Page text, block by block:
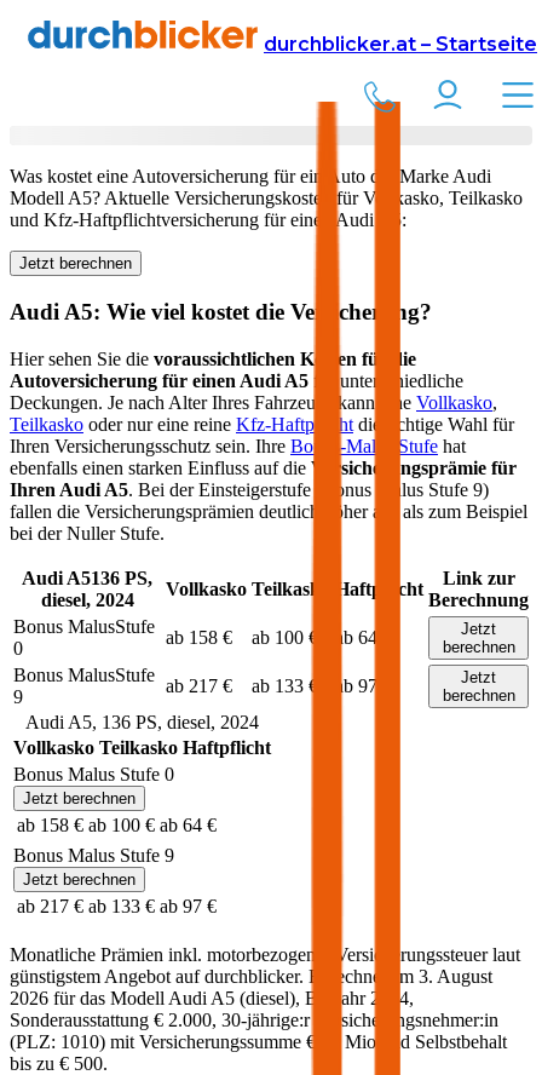
durchblicker.at – Startseite
Versicherung Autoversicherung Audi
Audi A5in Österreich
Was kostet eine Autoversicherung für ein Auto der MarkeAudi
ModellA5? Aktuelle Versicherungskosten für Vollkasko, Teilkasko
und Kfz-Haftpflichtversicherung für einen Audi A5:
Jetzt berechnen
Audi A5: Wie viel kostet die Versicherung?
Hier sehen Sie die voraussichtlichen Kosten für die
Autoversicherung für einen Audi A5 für unterschiedliche
Deckungen. Je nach Alter Ihres Fahrzeugs kann eine Vollkasko,
Teilkasko oder nur eine reine Kfz-Haftpflicht die richtige Wahl für
Ihren Versicherungsschutz sein. Ihre Bonus-Malus Stufe hat
ebenfalls einen starken Einfluss auf die Versicherungsprämie für
Ihren Audi A5. Bei der Einsteigerstufe (Bonus Malus Stufe 9)
fallen die Versicherungsprämien deutlich höher aus als zum Beispiel
bei der Nuller Stufe.
Audi A5136 PS,
diesel, 2024
Vollkasko Teilkasko Haftpflicht
Link zur
Berechnung
Bonus MalusStufe
0
ab 158 € ab 100 € ab 64 €
Jetzt
berechnen
Bonus MalusStufe
9
ab 217 € ab 133 € ab 97 €
Jetzt
berechnen
Audi A5, 136 PS, diesel, 2024
Vollkasko Teilkasko Haftpflicht
Bonus Malus Stufe 0
Jetzt berechnen
ab 158 € ab 100 € ab 64 €
Bonus Malus Stufe 9
Jetzt berechnen
ab 217 € ab 133 € ab 97 €
Monatliche Prämien inkl. motorbezogener Versicherungssteuer laut
günstigstem Angebot auf durchblicker. Berechnet am 3. August
2026 für das Modell Audi A5 (diesel), Baujahr 2024,
Sonderausstattung € 2.000, 30-jährige:rVersicherungsnehmer:in
(PLZ: 1010) mit Versicherungssumme € 20 Mio und Selbstbehalt
bis zu € 500.